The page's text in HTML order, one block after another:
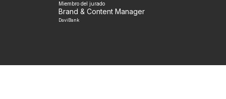
Miembro del jurado
Brand & Content Manager
DaviBank